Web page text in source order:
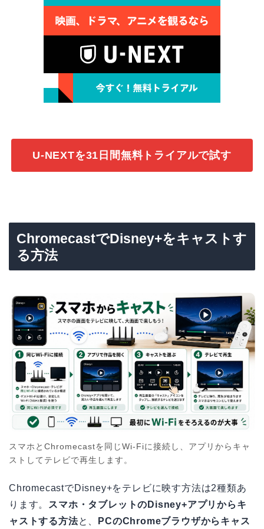
U-NEXTを31日間無料トライアルで試す
ChromecastでDisney+をキャストす
る方法
スマホとChromecastを同じWi-Fiに接続し、アプリからキャ
ストしてテレビで再生します。
ChromecastでDisney+をテレビに映す方法は2種類あ
ります。
スマホ・タブレットのDisney+アプリからキ
ャストする方法と、 PCのChromeブラウザからキャス